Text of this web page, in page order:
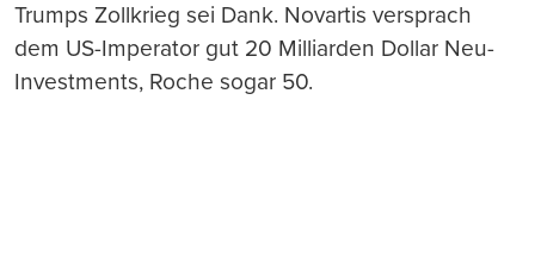
Trumps Zollkrieg sei Dank. Novartis versprach
dem US-Imperator gut 20 Milliarden Dollar Neu-
Investments, Roche sogar 50.